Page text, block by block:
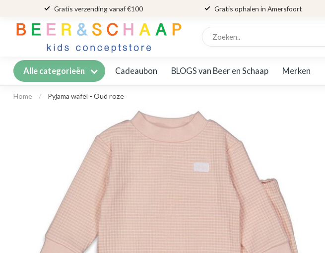
Gratis verzending vanaf €100 Gratis ophalen in Amersfoort
Alle categorieën Cadeaubon BLOGS van Beer en Schaap Merken
Home / Pyjama wafel - Oud roze